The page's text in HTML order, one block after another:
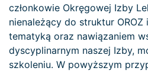
członkowie Okręgowej Izby
nienależący do struktur OROZ
tematyką oraz nawiązaniem
dyscyplinarnym naszej Izby,
szkoleniu. W powyższym